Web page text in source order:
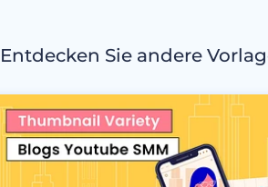
Entdecken Sie andere